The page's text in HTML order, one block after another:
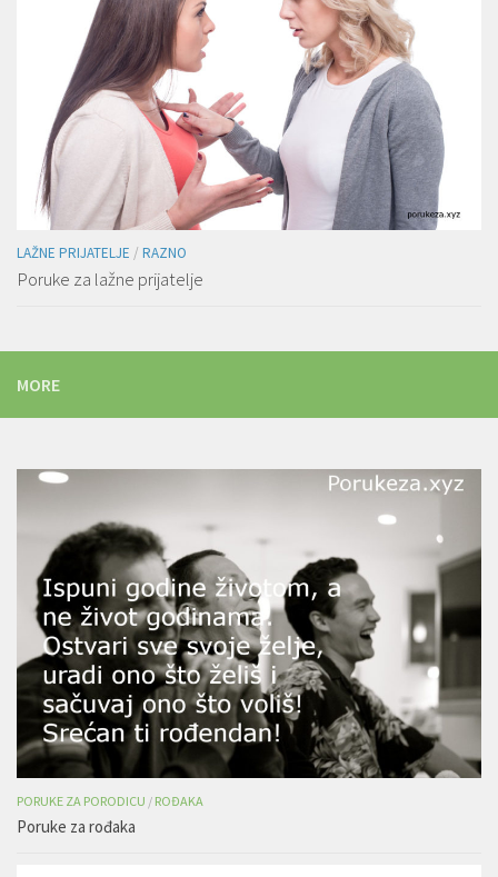
LAŽNE PRIJATELJE / RAZNO
Poruke za lažne prijatelje
MORE
PORUKE ZA PORODICU / ROĐAKA
Poruke za rođaka